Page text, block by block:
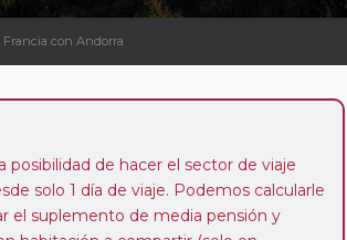
con Andorra
posibilidad de hacer el sector de viaje
solo 1 día de viaje. Podemos calcularle
el suplemento de media pensión y